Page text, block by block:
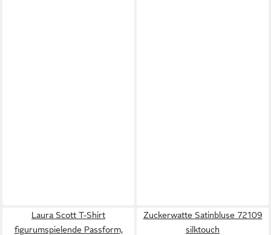
Laura Scott T-Shirt
figurumspielende Passform,
Zuckerwatte Satinbluse 72109
silktouch